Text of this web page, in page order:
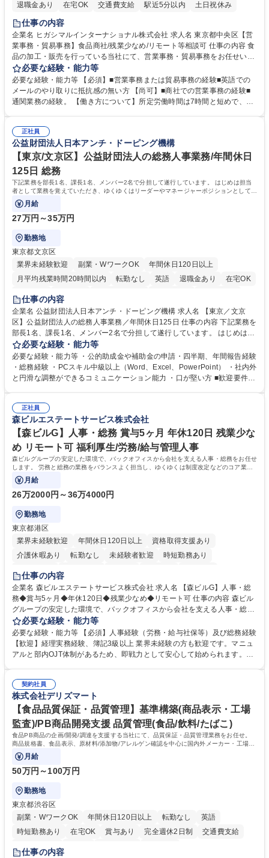
退職金あり
在宅OK 交通費支給 駅近5分以内 土日祝休み
仕事の内容
企業名 ヒガシマルインターナショナル株式会社 求人名 東京都中央区【営
業事務・貿易事務】食品商社/残業少なめ/リモート等相談可 仕事の内容 食
品の加工・販売を行っている当社にて、営業事務・貿易事務をお任せいた
します。営業社員のサポートポジションとして、受発注から海外工場との
調整まで幅広く対応し、当社事業の根幹を支えていただきます。 ■受発注
業務、請求書発行 ■海外工場とのスケジュール調整 ■在庫管理 ■輸入書類
の確認・作成 ■配送手配 ■通関業者を通して行う輸出入業全般 ■倉庫との
ルプロデュースしているため、商品に関わる全ての業務をサポート頂きま
す。 募集職種 東京都中央区【営業事務・貿易事務】食品商社/残業少なめ/
リモート等相談可
必要な経験・能力等
必要な経験・能力等 【必須】■営業事務または貿易事務の経験■英語での
メールのやり取りに抵抗感の無い方 【尚可】■商社での営業事務の経験■
通関業務の経験。 【働き方について】所定労働時間は7時間と短めで、残
の強み】1991年の設立以来、外食産業を中心としたお客様の多様なニー
ズに沿った冷凍水産物等の生産・輸入・販売を一貫して手掛けています。
自社工場と海外拠点の強固な連携によるワンストップサービスが最大の強
みです。 学歴・資格 学歴：大学院 大学 語学力：英語 資格：
正社員
公益財団法人日本アンチ・ドーピング機構
【東京/文京区】公益財団法人の総務人事業務/年間休日
125日 総務
下記業務を部長1名、課長1名、メンバー2名で分担して遂行しています。 はじめは担当
者として業務を覚えていただき、ゆくゆくはリーダーやマネージャーポジションとして活
躍いただくことを期待しています。
月給
27万円～35万円
勤務地
東京都文京区
業界未経験歓迎
副業・WワークOK
年間休日120日以上
月平均残業時間20時間以内
転勤なし 英語 退職金あり
在宅OK
賞与あり
育休あり
食事補助あり
仕事の内容
企業名 公益財団法人日本アンチ・ドーピング機構 求人名 【東京／文京
区】公益財団法人の総務人事業務／年間休日125日 仕事の内容 下記業務を
部長1名、課長1名、メンバー2名で分担して遂行しています。 はじめは担
当者として業務を覚えていただき、ゆくゆくはリーダーやマネージャーポ
ジションとして活躍いただくことを期待しています。 【総務・人事グルー
プの業務内容】 ・人事制度関連 ・採用活動 ・教育研修の企画、実行 ・勤
怠管理 ・官公庁への各種提出 ・法定の会議運営（評議員会、理事会） ・
管理 ・福利厚生関連 ・職員からの問合せ、相談対応 ・その他日常の総務
業務全般 募集職種 【東京／文京区】公益財団法人の総務人事業務／年間
休日125日
必要な経験・能力等
必要な経験・能力等 ・公的助成金や補助金の申請・四半期、年間報告経験
・総務経験 ・PCスキル中級以上（Word、Excel、PowerPoint） ・社内外
と円滑な調整ができるコミュニケーション能力 ・口が堅い方 ■歓迎要件
正社員
森ビルエステートサービス株式会社
【森ビルG】人事・総務 賞与5ヶ月 年休120日 残業少な
め リモート可 福利厚生/労務/給与管理人事
森ビルグループの安定した環境で、バックオフィスから会社を支える人事・総務をお任せ
します。 労務と総務の業務をバランスよく担当し、ゆくゆくは制度改定などのコア業務
にも挑戦できる、やりがいある環境です。
月給
26万2000円～36万4000円
勤務地
東京都港区
業界未経験歓迎
年間休日120日以上
資格取得支援あり
介護休暇あり
転勤なし 未経験者歓迎
時短勤務あり
経験者歓迎
完全週休2日制
交通費支給 長期歓迎 駅近5分以内 土日祝休み
仕事の内容
企業名 森ビルエステートサービス株式会社 求人名 【森ビルG】人事・総
務◆賞与5ヶ月◆年休120日◆残業少なめ◆リモート可 仕事の内容 森ビル
グループの安定した環境で、バックオフィスから会社を支える人事・総務
をお任せします。 労務と総務の業務をバランスよく担当し、ゆくゆくは制
度改定などのコア業務にも挑戦できる、やりがいある環境です。 ■勤怠管
理、給与計算、社会保険手続き、年末調整等の労務管理全般 ■入退社手続
き、社内規定の改定や人事制度改定などのコア業務 ■社内イベントの企画
でも質問・相談できる環境が整っているため、安心して成長できます。 募
集職種 【森ビルG】人事・総務◆賞与5ヶ月◆年休120日◆残業少なめ◆
リモート可
必要な経験・能力等
必要な経験・能力等 【必須】人事経験（労務・給与社保等）及び総務経験
【歓迎】経理実務経験、簿記3級以上 業界未経験の方も歓迎です。マニュ
アルと部内OJT体制があるため、即戦力として安心して始められます。
務に挑戦できるため、自身の成長と組織への貢献度をダイレクトに実感で
きます。 残業少なめ、週1日リモート可など、ワークライフバランスを保
ち長期活躍できる環境です。 「これまでの幅広い経験を活かし、長期的な
キャリアを築きたい」という前向きな意欲と挑戦を全力で応援します。 学
歴・資格 学歴：大学院 大学 高専 短大 専修学校 高校 語学力： 資格：日商
簿記検定1級 日商簿記検定2級 日商簿記検定3級
契約社員
株式会社デリズマート
【食品品質保証・品質管理】基準構築(商品表示・工場
監査)/PB商品開発支援 品質管理(食品/飲料/たばこ)
食品PB商品の企画/開発/調達を支援する当社にて、品質保証・品質管理業務をお任せ。
商品規格書、食品表示、原材料/添加物/アレルゲン確認を中心に国内外メーカー・工場の
品質基準整備から発売後対応まで担います。
月給
50万円～100万円
勤務地
東京都渋谷区
副業・WワークOK
年間休日120日以上 転勤なし
英語
時短勤務あり
在宅OK 賞与あり 完全週休2日制
交通費支給
駅近5分以内
仕事の内容